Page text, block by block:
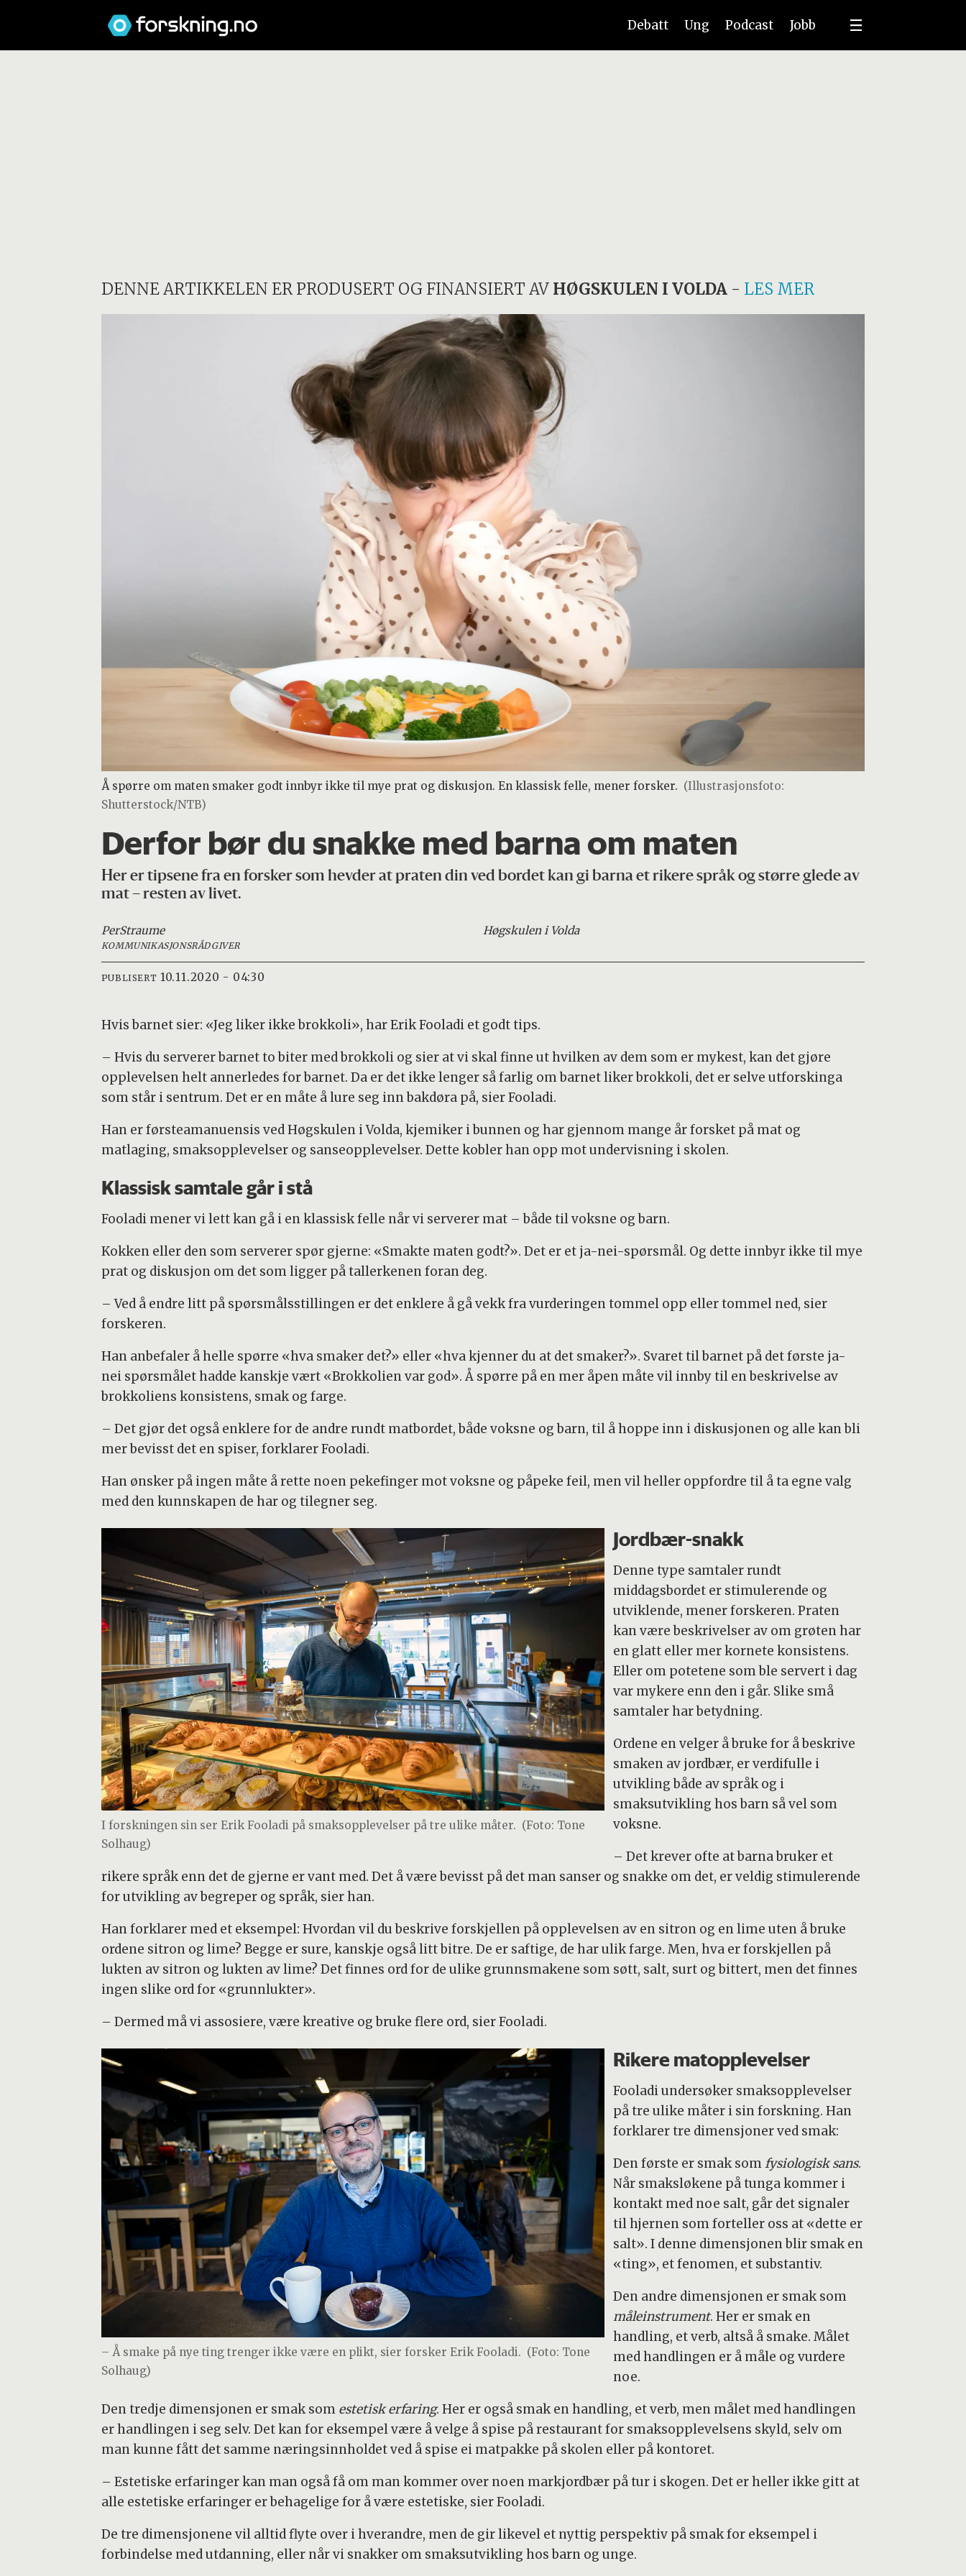
Debatt Ung Podcast Jobb
DENNE ARTIKKELEN ER PRODUSERT OG FINANSIERT AV HØGSKULEN I VOLDA- LES MER
Å spørre om maten smaker godt innbyr ikke til mye prat og diskusjon. En klassisk felle, mener forsker. (Illustrasjonsfoto:
Shutterstock/NTB)
Derfor bør du snakke med barna om maten
Her er tipsene fra en forsker som hevder at praten din ved bordet kan gi barna et rikere språk og større glede av
mat – resten av livet.
PerStraume
KOMMUNIKASJONSRÅDGIVER
Høgskulen i Volda
PUBLISERT 10.11.2020 - 04:30
Hvis barnet sier: «Jeg liker ikke brokkoli», har Erik Fooladi et godt tips.
– Hvis du serverer barnet to biter med brokkoli og sier at vi skal finne ut hvilken av dem som er mykest, kan det gjøre
opplevelsen helt annerledes for barnet. Da er det ikke lenger så farlig om barnet liker brokkoli, det er selve utforskinga
som står i sentrum. Det er en måte å lure seg inn bakdøra på, sier Fooladi.
Han er førsteamanuensis ved Høgskulen i Volda, kjemiker i bunnen og har gjennom mange år forsket på mat og
matlaging, smaksopplevelser og sanseopplevelser. Dette kobler han opp mot undervisning i skolen.
Klassisk samtale går i stå
Fooladi mener vi lett kan gå i en klassisk felle når vi serverer mat – både til voksne og barn.
Kokken eller den som serverer spør gjerne: «Smakte maten godt?». Det er et ja-nei-spørsmål. Og dette innbyr ikke til mye
prat og diskusjon om det som ligger på tallerkenen foran deg.
– Ved å endre litt på spørsmålsstillingen er det enklere å gå vekk fra vurderingen tommel opp eller tommel ned, sier
forskeren.
Han anbefaler å helle spørre «hva smaker det?» eller «hva kjenner du at det smaker?». Svaret til barnet på det første ja-
nei spørsmålet hadde kanskje vært «Brokkolien var god». Å spørre på en mer åpen måte vil innby til en beskrivelse av
brokkoliens konsistens, smak og farge.
– Det gjør det også enklere for de andre rundt matbordet, både voksne og barn, til å hoppe inn i diskusjonen og alle kan bli
mer bevisst det en spiser, forklarer Fooladi.
Han ønsker på ingen måte å rette noen pekefinger mot voksne og påpeke feil, men vil heller oppfordre til å ta egne valg
med den kunnskapen de har og tilegner seg.
I forskningen sin ser Erik Fooladi på smaksopplevelser på tre ulike måter. (Foto: Tone
Solhaug)
Jordbær-snakk
Denne type samtaler rundt
middagsbordet er stimulerende og
utviklende, mener forskeren. Praten
kan være beskrivelser av om grøten har
en glatt eller mer kornete konsistens.
Eller om potetene som ble servert i dag
var mykere enn den i går. Slike små
samtaler har betydning.
Ordene en velger å bruke for å beskrive
smaken av jordbær, er verdifulle i
utvikling både av språk og i
smaksutvikling hos barn så vel som
voksne.
– Det krever ofte at barna bruker et
rikere språk enn det de gjerne er vant med. Det å være bevisst på det man sanser og snakke om det, er veldig stimulerende
for utvikling av begreper og språk, sier han.
Han forklarer med et eksempel: Hvordan vil du beskrive forskjellen på opplevelsen av en sitron og en lime uten å bruke
ordene sitron og lime? Begge er sure, kanskje også litt bitre. De er saftige, de har ulik farge. Men, hva er forskjellen på
lukten av sitron og lukten av lime? Det finnes ord for de ulike grunnsmakene som søtt, salt, surt og bittert, men det finnes
ingen slike ord for «grunnlukter».
– Dermed må vi assosiere, være kreative og bruke flere ord, sier Fooladi.
– Å smake på nye ting trenger ikke være en plikt, sier forsker Erik Fooladi. (Foto: Tone
Solhaug)
Rikere matopplevelser
Fooladi undersøker smaksopplevelser
på tre ulike måter i sin forskning. Han
forklarer tre dimensjoner ved smak:
Den første er smak somfysiologisk sans.
Når smaksløkene på tunga kommer i
kontakt med noe salt, går det signaler
til hjernen som forteller oss at «dette er
salt». I denne dimensjonen blir smak en
«ting», et fenomen, et substantiv.
Den andre dimensjonen er smak som
måleinstrument. Her er smak en
handling, et verb, altså å smake. Målet
med handlingen er å måle og vurdere
noe.
Den tredje dimensjonen er smak som estetisk erfaring. Her er også smak en handling, et verb, men målet med handlingen
er handlingen i seg selv. Det kan for eksempel være å velge å spise på restaurant for smaksopplevelsens skyld, selv om
man kunne fått det samme næringsinnholdet ved å spise ei matpakke på skolen eller på kontoret.
– Estetiske erfaringer kan man også få om man kommer over noen markjordbær på tur i skogen. Det er heller ikke gitt at
alle estetiske erfaringer er behagelige for å være estetiske, sier Fooladi.
De tre dimensjonene vil alltid flyte over i hverandre, men de gir likevel et nyttig perspektiv på smak for eksempel i
forbindelse med utdanning, eller når vi snakker om smaksutvikling hos barn og unge.